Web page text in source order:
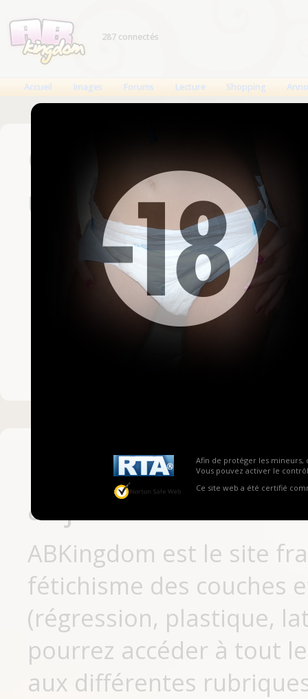
Afin de protéger les mineurs,
Vous pouvez activer le
Ce site web a été certifié
287 connectés
Accueil Images Forums Lecture Shopping
Connexion
Un compte est
Nom d'utilisateur
Mot de passe
Pas encore
aujourd'hui
ABKingdom est le site
fétichisme des couches
(régression, plastique,
pourrez accéder à tout
aux différentes